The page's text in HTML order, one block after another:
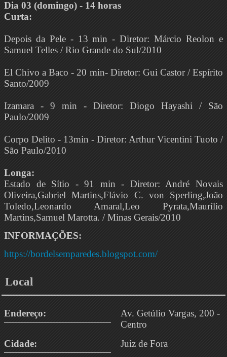
Dia 03 (domingo) - 14 horas
Curta:
Depois da Pele - 13 min - Diretor: Márcio Reolon e
Samuel Telles / Rio Grande do Sul/2010
El Chivo a Baco - 20 min- Diretor: Gui Castor / Espírito
Santo/2009
Izamara - 9 min - Diretor: Diogo Hayashi / São
Paulo/2009
Corpo Delito - 13min - Diretor: Arthur Vicentini Tuoto /
São Paulo/2010
Longa:
Estado de Sítio - 91 min - Diretor: André Novais
Oliveira,Gabriel Martins,Flávio C. von Sperling,João
Toledo,Leonardo Amaral,Leo Pyrata,Maurílio
Martins,Samuel Marotta. / Minas Gerais/2010
INFORMAÇÕES:
https://bordelsemparedes.blogspot.com/
Local
Endereço:
Av. Getúlio Vargas, 200 -
Centro
Cidade:
Juiz de Fora